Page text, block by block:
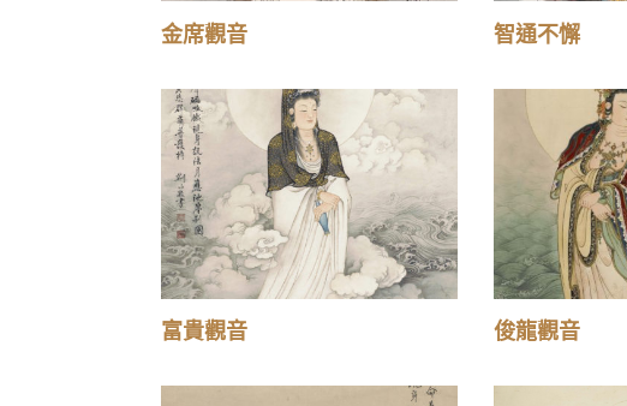
金席觀音 智通不懈
富貴觀音 俊龍觀音